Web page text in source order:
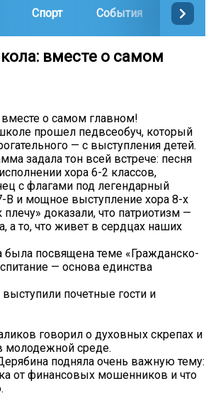
Спорт События
вместе о самом
о самом главном!
прошел педвсеобуч, который
— с выступления детей.
задала тон всей встрече: песня
хора 6-2 классов,
с флагами под легендарный
В и мощное выступление хора 8-х
доказали, что патриотизм —
а то, что живет в сердцах наших
была посвящена теме «Гражданско-
— основа единства
почетные гости и
говорил о духовных скрепах и
молодежной среде.
подняла очень важную тему:
от финансовых мошенников и что